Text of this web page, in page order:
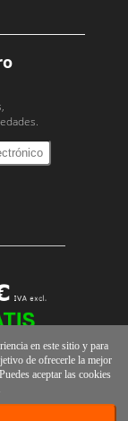
en este sitio y para
de ofrecerle la mejor
aceptar las cookies